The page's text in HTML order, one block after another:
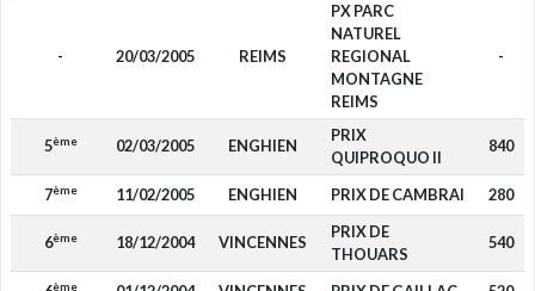
- 20/03/2005 REIMS
PX PARC
NATUREL
REGIONAL
MONTAGNE
REIMS
-
5ème 02/03/2005 ENGHIEN
PRIX
QUIPROQUO II
840
7ème 11/02/2005 ENGHIEN PRIX DE CAMBRAI 280
6ème 18/12/2004 VINCENNES
PRIX DE
THOUARS
540
ème